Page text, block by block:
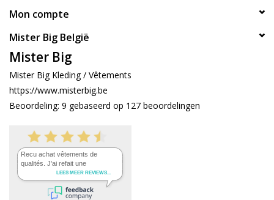
Mon compte
Mister Big België
Mister Big
Mister Big Kleding / Vêtements
https://www.misterbig.be
Beoordeling: 9 gebaseerd op 127 beoordelingen